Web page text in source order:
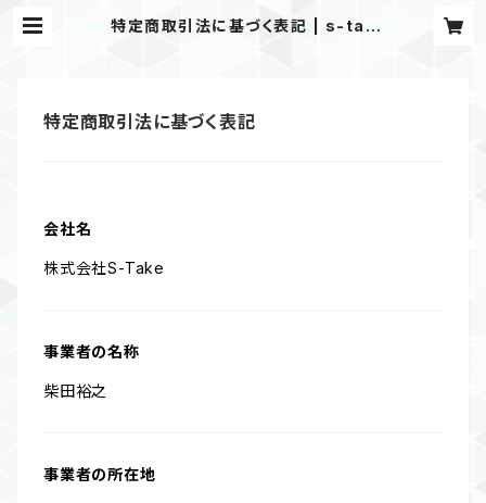
特定商取引法に基づく表記 | s-tak
特定商取引法に基づく表記
会社名
株式会社S-Take
事業者の名称
柴田裕之
事業者の所在地